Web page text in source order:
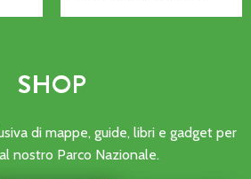
SHOP
di mappe, guide, libri e gadget per
nostro Parco Nazionale.